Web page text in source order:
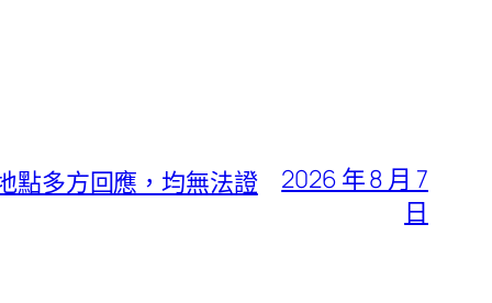
點多方回應，均無法證
2026 年 8 月 7
日